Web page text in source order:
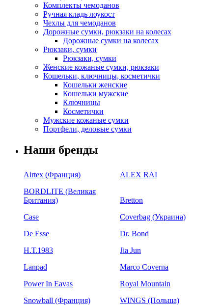
Комплекты чемоданов
Ручная кладь лоукост
Чехлы для чемоданов
Дорожные сумки, рюкзаки на колесах
Дорожные сумки на колесах
Рюкзаки, сумки
Рюкзаки, сумки
Женские кожаные сумки, рюкзаки
Кошельки, ключницы, косметички
Кошельки женские
Кошельки мужские
Ключницы
Косметички
Мужские кожаные сумки
Портфели, деловые сумки
Наши бренды
Airtex (Франция)
ALEX RAI
BORDLITE (Великая
Британия)
Bretton
Case
Coverbag (Украина)
De Esse
Dr. Bond
H.Т.1983
Jia Jun
Lanpad
Marco Coverna
Power In Eavas
Royal Mountain
Snowball (Франция)
WINGS (Польша)